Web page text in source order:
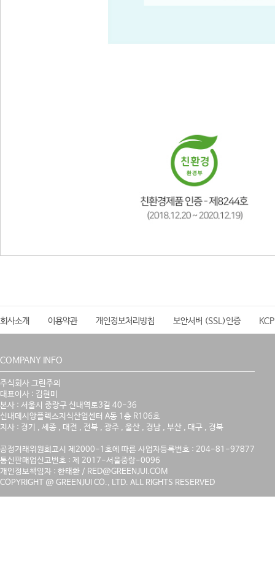
회사소개 이용약관 개인정보처리방침 보안서버 (SSL)인증
COMPANY INFO
주식회사 그린주의
대표이사 : 김현미
본사 : 서울시 중랑구 신내역로3길 40-36
신내데시앙플렉스지식산업센터 A동 1층 R106호
지사 : 경기 , 세종 , 대전 , 전북 , 광주 , 울산 , 경남 , 부산 , 대구 , 경북
공정거래위원회고시 제2000-1호에 따른 사업자등록번호 : 204-81-97877
통신판매업신고번호 : 제 2017-서울중랑-0096
개인정보책임자 : 한태환 / RED@GREENJUI.COM
COPYRIGHT @ GREENJUI CO., LTD. ALL RIGHTS RESERVED